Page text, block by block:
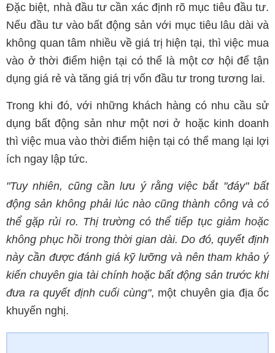
Đặc biệt, nhà đầu tư cần xác định rõ mục tiêu đầu tư.
Nếu đầu tư vào bất động sản với mục tiêu lâu dài và
không quan tâm nhiều về giá trị hiện tại, thì việc mua
vào ở thời điểm hiện tại có thể là một cơ hội để tận
dụng giá rẻ và tăng giá trị vốn đầu tư trong tương lai.
Trong khi đó, với những khách hàng có nhu cầu sử
dụng bất động sản như một nơi ở hoặc kinh doanh
thì việc mua vào thời điểm hiện tại có thể mang lại lợi
ích ngay lập tức.
"Tuy nhiên, cũng cần lưu ý rằng việc bắt "đáy" bất
động sản không phải lúc nào cũng thành công và có
thể gặp rủi ro. Thị trường có thể tiếp tục giảm hoặc
không phục hồi trong thời gian dài. Do đó, quyết định
này cần được đánh giá kỹ lưỡng và nên tham khảo ý
kiến chuyên gia tài chính hoặc bất động sản trước khi
đưa ra quyết định cuối cùng", một chuyên gia địa ốc
khuyến nghị.